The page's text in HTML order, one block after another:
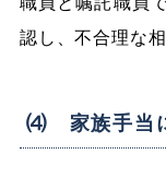
認し、不合理な
⑷ 家族手当